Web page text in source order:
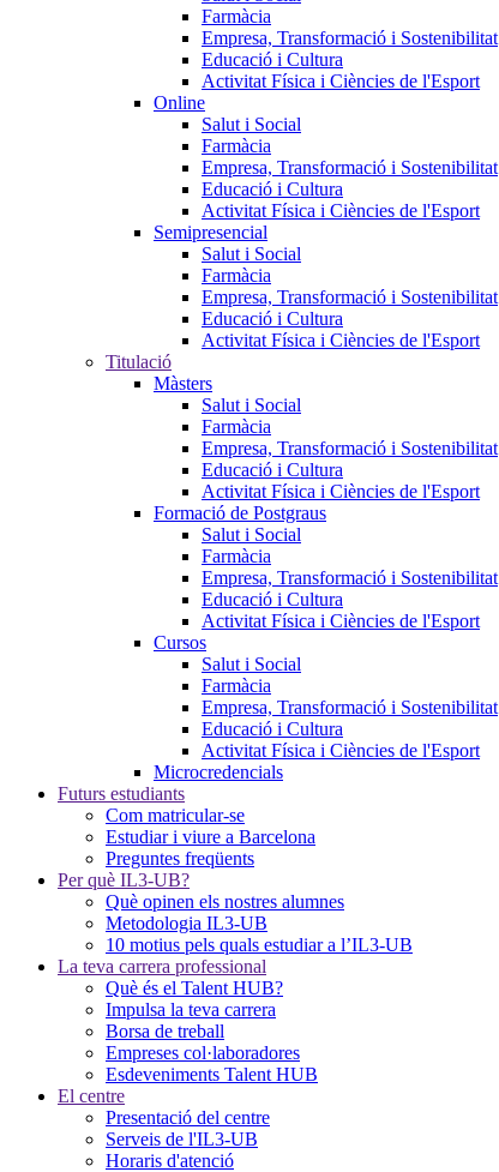
Farmàcia
Empresa, Transformació i Sostenibilitat
Educació i Cultura
Activitat Física i Ciències de l'Esport
Online
Salut i Social
Farmàcia
Empresa, Transformació i Sostenibilitat
Educació i Cultura
Activitat Física i Ciències de l'Esport
Semipresencial
Salut i Social
Farmàcia
Empresa, Transformació i Sostenibilitat
Educació i Cultura
Activitat Física i Ciències de l'Esport
Titulació
Màsters
Salut i Social
Farmàcia
Empresa, Transformació i Sostenibilitat
Educació i Cultura
Activitat Física i Ciències de l'Esport
Formació de Postgraus
Salut i Social
Farmàcia
Empresa, Transformació i Sostenibilitat
Educació i Cultura
Activitat Física i Ciències de l'Esport
Cursos
Salut i Social
Farmàcia
Empresa, Transformació i Sostenibilitat
Educació i Cultura
Activitat Física i Ciències de l'Esport
Microcredencials
Futurs estudiants
Com matricular-se
Estudiar i viure a Barcelona
Preguntes freqüents
Per què IL3-UB?
Què opinen els nostres alumnes
Metodologia IL3-UB
10 motius pels quals estudiar a l’IL3-UB
La teva carrera professional
Què és el Talent HUB?
Impulsa la teva carrera
Borsa de treball
Empreses col·laboradores
Esdeveniments Talent HUB
El centre
Presentació del centre
Serveis de l'IL3-UB
Horaris d'atenció